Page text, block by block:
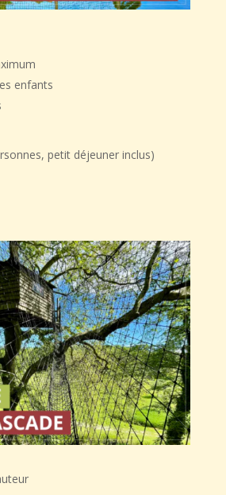
enfants
petit déjeuner inclus)